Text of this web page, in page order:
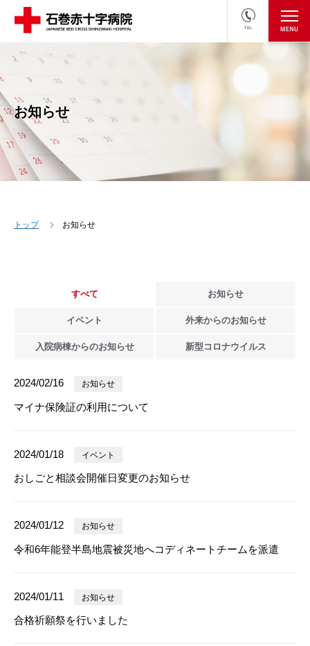
TEL
医療関係者の方
お知らせ
トップ お知らせ
すべて お知らせ
イベント 外来からのお知らせ
入院病棟からのお知らせ 新型 コロナウイルス
2024/02/16 お知らせ
マイナ保険証の利用について
2024/01/18 イベント
おしごと相談会開催日変更のお知らせ
2024/01/12 お知らせ
令和6年能登半島地震被災地へコディネートチームを派遣
2024/01/11 お知らせ
合格祈願祭を行いました